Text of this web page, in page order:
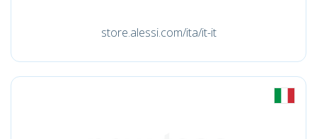
store.alessi.com/ita/it-it